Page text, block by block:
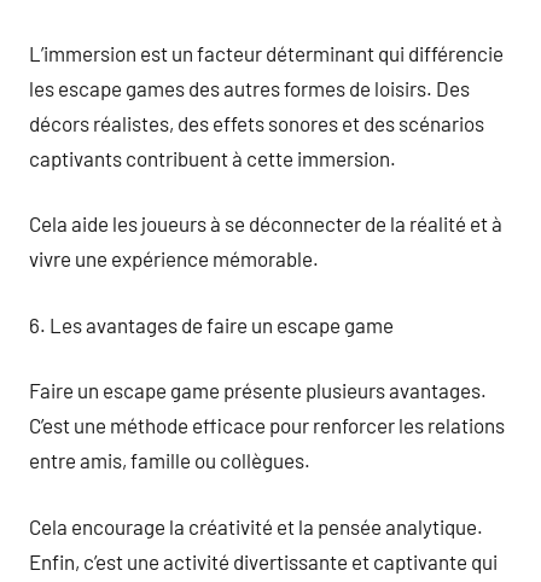
L’immersion est un facteur déterminant qui différencie
les escape games des autres formes de loisirs. Des
décors réalistes, des effets sonores et des scénarios
captivants contribuent à cette immersion.
Cela aide les joueurs à se déconnecter de la réalité et à
vivre une expérience mémorable.
6. Les avantages de faire un escape game
Faire un escape game présente plusieurs avantages.
C’est une méthode efficace pour renforcer les relations
entre amis, famille ou collègues.
Cela encourage la créativité et la pensée analytique.
Enfin, c’est une activité divertissante et captivante qui